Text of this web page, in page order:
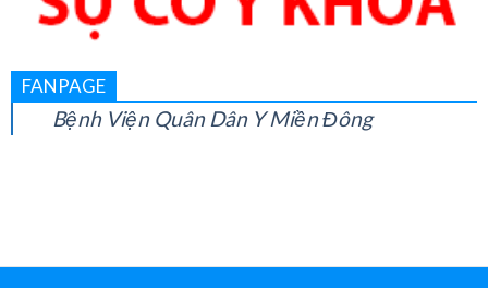
Bệnh Viện Quân Dân Y Miền Đông